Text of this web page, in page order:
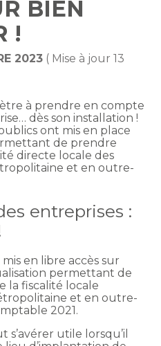
BIEN
!
2023 ( Mise à jour 13
à prendre en compte
dès son installation !
ont mis en place
de prendre
directe locale des
et en outre-
entreprises :
en libre accès sur
permettant de
la fiscalité locale
et en outre-
2021.
utile lorsqu’il